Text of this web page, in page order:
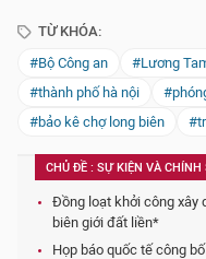
TỪ KHÓA:
#Bộ Công an
#Lương
#thành phố hà nội
#bảo kê chợ long biên
CHỦ ĐỀ : SỰ KIỆN VÀ CHÍNH
Đồng loạt khởi công xây
biên giới đất liền*
Họp báo quốc tế công